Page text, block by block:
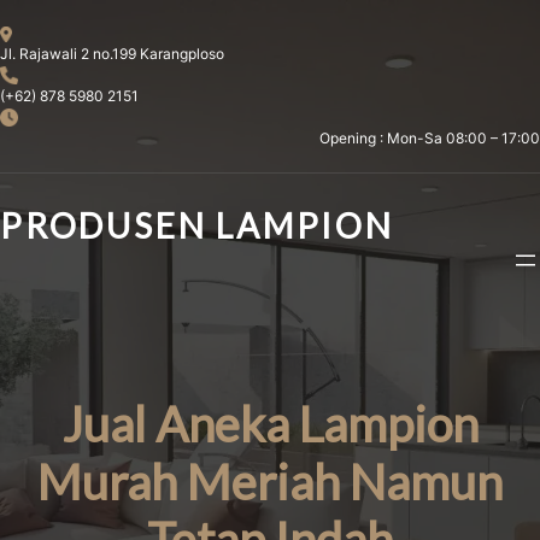
to
content
Jl. Rajawali 2 no.199 Karangploso
(+62) 878 5980 2151
Opening : Mon-Sa 08:00 – 17:00
PRODUSEN LAMPION
Jual Aneka Lampion
Murah Meriah Namun